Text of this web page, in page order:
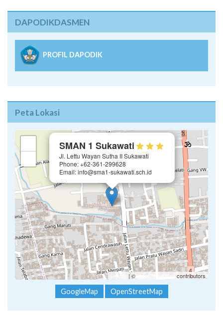
DAPODIKDASMEN
PROFIL DAPODIK
Peta Lokasi
SMAN 1 Sukawati
Jl. Lettu Wayan Sutha II Sukawati
Phone: +62-361-299628
Email: info@sma1-sukawati.sch.id
Leaflet | ©OpenStreetMap contributors
GoogleMap OpenStreetMap